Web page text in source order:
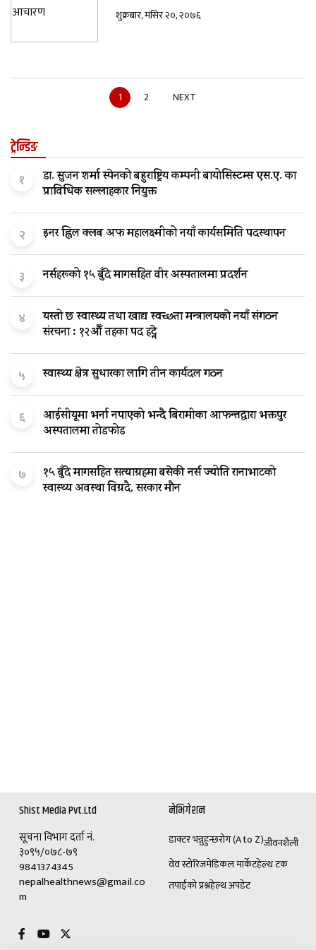
शुक्रबार, मंसिर २०, २०७६
1 2 NEXT
ट्रेन्डिङ
१
डा. सुजन शर्मा स्पेनको बहुराष्ट्रिय कम्पनी बायोसिस्टम्स एस.ए. का
प्राविधिक सल्लाहकार नियुक्त
२ इनर ह्विल क्लब अफ महालक्ष्मीको नयाँ कार्यसमिति पदस्थापन
३ नर्सहरूको १५ बुँदे मागसहित वीर अस्पतालमा प्रदर्शन
४
यस्तो छ स्वास्थ्य तथा खाद्य स्वच्छता मन्त्रालयकाे नयाँ संगठन
संरचना : १२औँ तहका पद हट्ने
५ स्वास्थ्य क्षेत्र सुधारका लागि तीन कार्यदल गठन
६
आईसीयूमा भर्ना नपाएको भन्दै बिरामीका आफन्तद्वारा भक्तपुर
अस्पतालमा तोडफोड
७
१५ बुँदे मागसहित सत्याग्रहमा बसेकी नर्स ज्योति रानाभाटको
स्वास्थ्य अवस्था विग्रदै, सरकार मौन
Shist Media Pvt.Ltd
सूचना विभाग दर्ता नं.
३०९५/०७८-७९
9841374345
nepalhealthnews@gmail.co
m
नेभिगेशन
डाक्टर भन्नुहुन्छरोग (A to Z)जीवनशैली
वेव स्टोरिजमेडिकल मार्केटहेल्थ टक
तपाईंको प्रश्नहेल्थ अपडेट